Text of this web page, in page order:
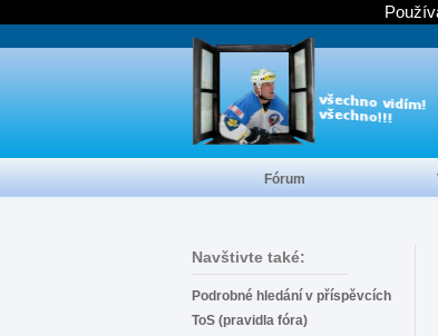
Navštivte také:
Podrobné hledání v příspěvcích
ToS (pravidla fóra)
Fórum